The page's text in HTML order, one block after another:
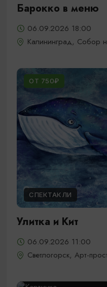
Барокко в меню
06.09.2026 18:00
Калининград, Собор
ОТ 750₽
СПЕКТАКЛИ
Улитка и Кит
06.09.2026 11:00
Светлогорск, Арт-